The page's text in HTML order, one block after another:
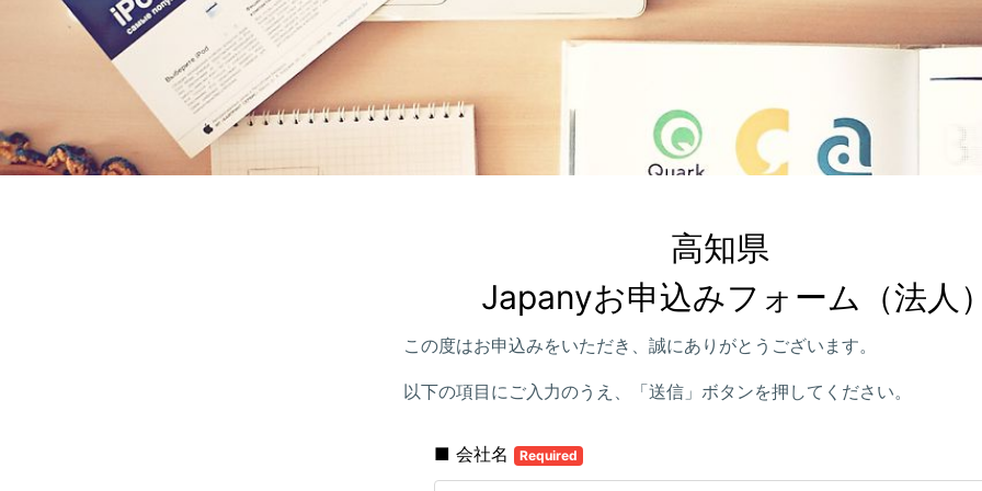
高知県
Japanyお申込みフォーム（法人
この度はお申込みをいただき、誠にありがとうございます。
以下の項目にご入力のうえ、「送信」ボタンを押してください。
■ 会社名 Required